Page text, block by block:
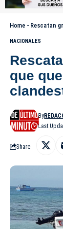
Home - Rescatan
NACIONALES
que
Last
By
Share